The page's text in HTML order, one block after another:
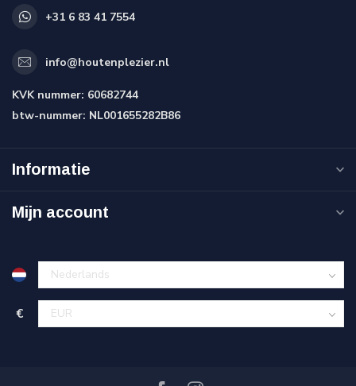
+31 6 83 41 7554
info@houtenplezier.nl
KVK nummer: 60682744
btw-nummer: NL001655282B86
Informatie
Mijn account
€